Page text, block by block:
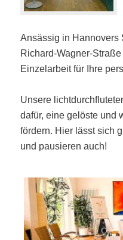
Ansässig in Hannovers
Richard-Wagner-
Einzelarbeit für Ihre
Unsere
dafür, eine gelöste und
fördern. Hier lässt sich
und pausieren auch!